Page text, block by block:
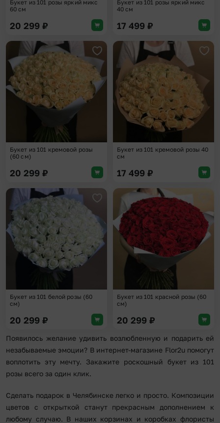
Букет из 101 розы яркий микс
60 см
20 299 ₽
Букет из 101 розы яркий микс
40 см
17 499 ₽
Добавить в избранное
Букет из 101 кремовой розы
(60 см)
20 299 ₽
Букет из 101 кремовой розы 40
см
17 499 ₽
Добавить в избранное
Букет из 101 белой розы (60
см)
20 299 ₽
Букет из 101 красной розы (60
см)
20 299 ₽
Появилось желание удивить возлюбленную и подарить ей
незабываемые эмоции? В интернет-магазине Flor2u помогут
воплотить эту мечту. Закажите роскошный букет из 101
розы всего за один клик.
Сделать подарок в Челябинске легко и просто. Композиции
цветов с открыткой станут прекрасным дополнением к
любому случаю. В наших корзинах и коробках флористы